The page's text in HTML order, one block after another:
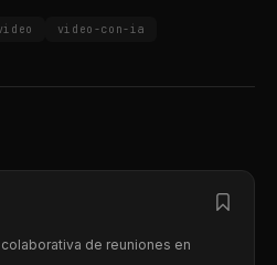
video-con-ia
de reuniones en